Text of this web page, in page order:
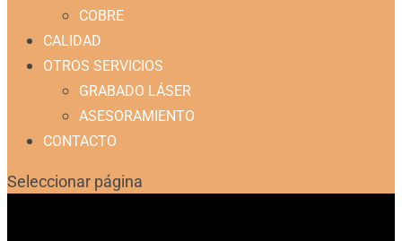
COBRE
CALIDAD
OTROS SERVICIOS
GRABADO LÁSER
ASESORAMIENTO
CONTACTO
Seleccionar página